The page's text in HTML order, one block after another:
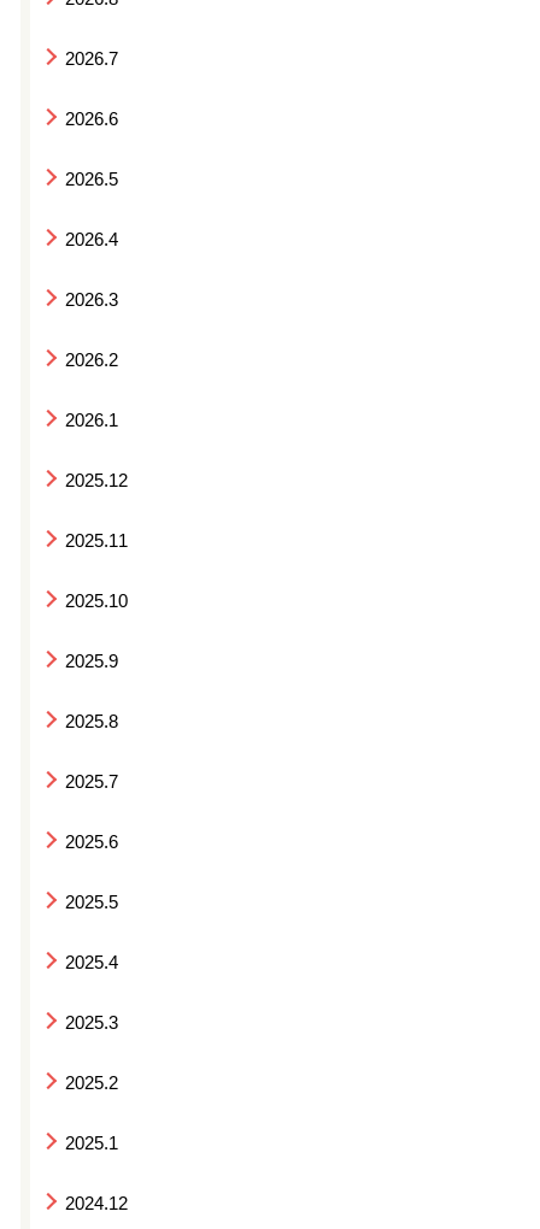
2026.7
2026.6
2026.5
2026.4
2026.3
2026.2
2026.1
2025.12
2025.11
2025.10
2025.9
2025.8
2025.7
2025.6
2025.5
2025.4
2025.3
2025.2
2025.1
2024.12